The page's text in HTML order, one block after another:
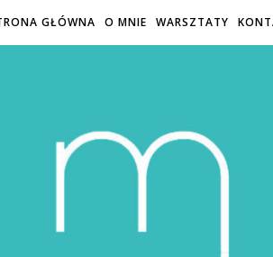
GŁÓWNA O MNIE WARSZTATY